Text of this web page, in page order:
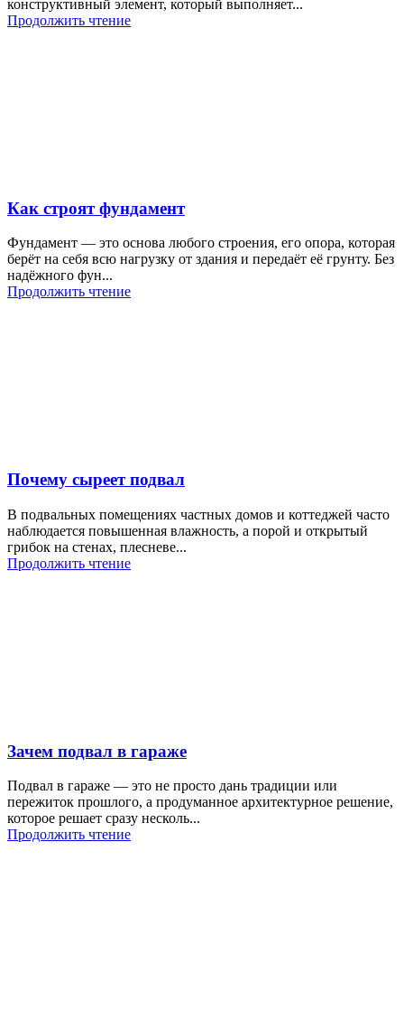
конструктивный элемент, который выполняет...
Продолжить чтение
Как строят фундамент
Фундамент — это основа любого строения, его опора, которая
берёт на себя всю нагрузку от здания и передаёт её грунту. Без
надёжного фун...
Продолжить чтение
Почему сыреет подвал
В подвальных помещениях частных домов и коттеджей часто
наблюдается повышенная влажность, а порой и открытый
грибок на стенах, плесневе...
Продолжить чтение
Зачем подвал в гараже
Подвал в гараже — это не просто дань традиции или
пережиток прошлого, а продуманное архитектурное решение,
которое решает сразу несколь...
Продолжить чтение